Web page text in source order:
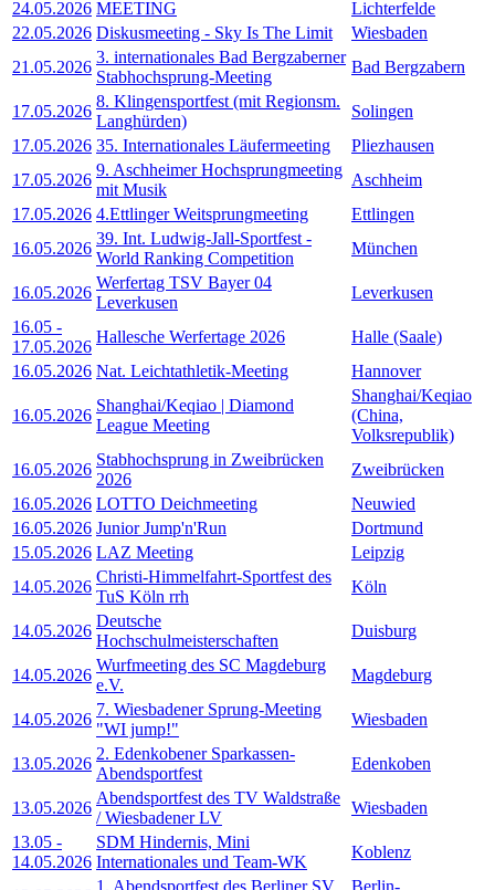
24.05.2026 MEETING
Lichterfelde
22.05.2026 Diskusmeeting - Sky Is The Limit
Wiesbaden
21.05.2026
3. internationales Bad Bergzaberner
Stabhochsprung-Meeting
Bad Bergzabern
17.05.2026
8. Klingensportfest (mit Regionsm.
Langhürden)
Solingen
17.05.2026 35. Internationales Läufermeeting
Pliezhausen
17.05.2026
9. Aschheimer Hochsprungmeeting
mit Musik
Aschheim
17.05.2026 4.Ettlinger Weitsprungmeeting
Ettlingen
16.05.2026
39. Int. Ludwig-Jall-Sportfest -
World Ranking Competition
München
16.05.2026
Werfertag TSV Bayer 04
Leverkusen
Leverkusen
16.05 -
17.05.2026
Hallesche Werfertage 2026
Halle (Saale)
16.05.2026 Nat. Leichtathletik-Meeting Hannover
16.05.2026
Shanghai/Keqiao | Diamond
League Meeting
Shanghai/Keqiao
(China,
Volksrepublik)
16.05.2026
Stabhochsprung in Zweibrücken
2026
Zweibrücken
16.05.2026 LOTTO Deichmeeting
Neuwied
16.05.2026 Junior Jump'n'Run
Dortmund
15.05.2026 LAZ Meeting
Leipzig
14.05.2026
Christi-Himmelfahrt-Sportfest des
TuS Köln rrh
Köln
14.05.2026
Deutsche
Hochschulmeisterschaften
Duisburg
14.05.2026
Wurfmeeting des SC Magdeburg
e.V.
Magdeburg
14.05.2026
7. Wiesbadener Sprung-Meeting
"WI jump!"
Wiesbaden
13.05.2026
2. Edenkobener Sparkassen-
Abendsportfest
Edenkoben
13.05.2026
Abendsportfest des TV Waldstraße
/ Wiesbadener LV
Wiesbaden
13.05 -
14.05.2026
SDM Hindernis, Mini
Internationales und Team-WK
Koblenz
1. Abendsportfest des Berliner SV
Berlin-